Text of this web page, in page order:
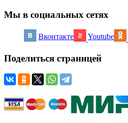
Мы в социальных сетях
Вконтакте Youtube
Поделиться страницей